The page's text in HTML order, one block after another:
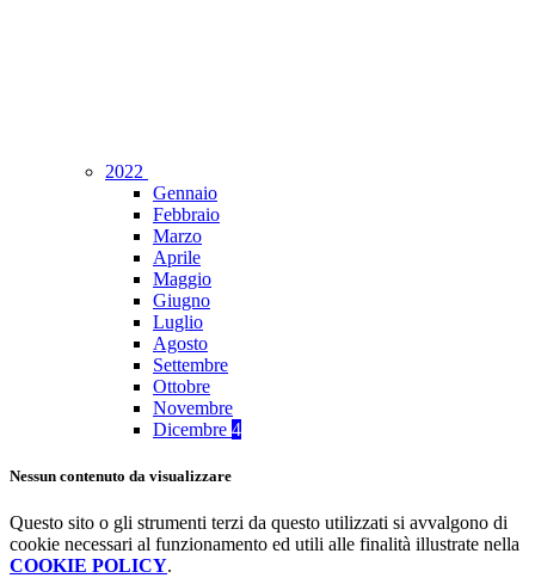
2022
Gennaio
Febbraio
Marzo
Aprile
Maggio
Giugno
Luglio
Agosto
Settembre
Ottobre
Novembre
Dicembre 4
Nessun contenuto da visualizzare
Questo sito o gli strumenti terzi da questo utilizzati si avvalgono di
cookie necessari al funzionamento ed utili alle finalità illustrate nella
COOKIE POLICY.